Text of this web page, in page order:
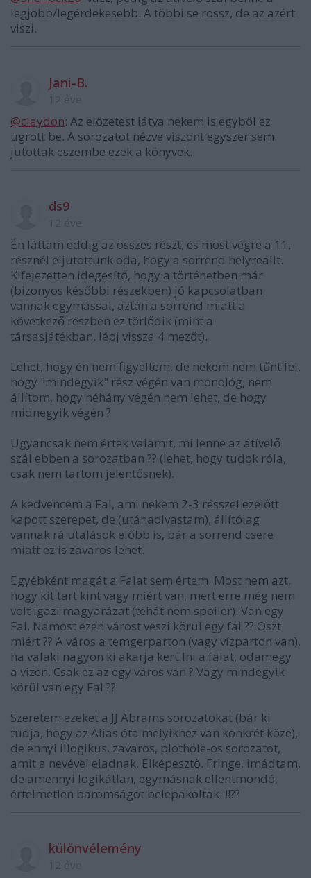
legjobb/legérdekesebb. A többi se rossz, de az azért
viszi.
Jani-B.
@claydon: Az előzetest látva nekem is egyből ez
ugrott be. A sorozatot nézve viszont egyszer sem
jutottak eszembe ezek a könyvek.
ds9
Én láttam eddig az összes részt, és most végre a 11.
résznél eljutottunk oda, hogy a sorrend helyreállt.
Kifejezetten idegesítő, hogy a történetben már
(bizonyos későbbi részekben) jó kapcsolatban
vannak egymással, aztán a sorrend miatt a
következő részben ez törlődik (mint a
társasjátékban, lépj vissza 4 mezőt).
Lehet, hogy én nem figyeltem, de nekem nem tűnt fel,
hogy "mindegyik" rész végén van monológ, nem
állítom, hogy néhány végén nem lehet, de hogy
midnegyik végén ?
Ugyancsak nem értek valamit, mi lenne az átívelő
szál ebben a sorozatban ?? (lehet, hogy tudok róla,
csak nem tartom jelentősnek).
A kedvencem a Fal, ami nekem 2-3 résszel ezelőtt
kapott szerepet, de (utánaolvastam), állítólag
vannak rá utalások előbb is, bár a sorrend csere
miatt ez is zavaros lehet.
Egyébként magát a Falat sem értem. Most nem azt,
hogy kit tart kint vagy miért van, mert erre még nem
volt igazi magyarázat (tehát nem spoiler). Van egy
Fal. Namost ezen várost veszi körül egy fal ?? Oszt
miért ?? A város a temgerparton (vagy vízparton van),
ha valaki nagyon ki akarja kerülni a falat, odamegy
a vizen. Csak ez az egy város van ? Vagy mindegyik
körül van egy Fal ??
Szeretem ezeket a JJ Abrams sorozatokat (bár ki
tudja, hogy az Alias óta melyikhez van konkrét köze),
de ennyi illogikus, zavaros, plothole-os sorozatot,
amit a nevével eladnak. Elképesztő. Fringe, imádtam,
de amennyi logikátlan, egymásnak ellentmondó,
értelmetlen baromságot belepakoltak. !!??
különvélemény